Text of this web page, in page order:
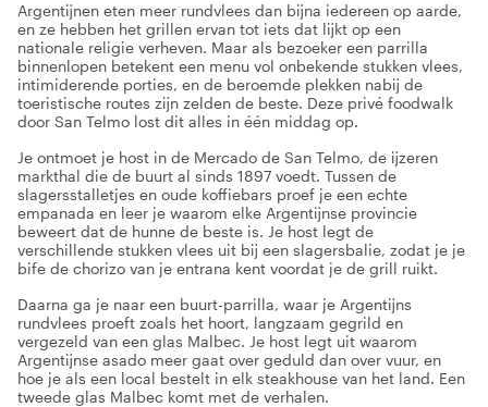
Argentijnen eten meer rundvlees dan bijna iedereen op aarde,
en ze hebben het grillen ervan tot iets dat lijkt op een
nationale religie verheven. Maar als bezoeker een parrilla
binnenlopen betekent een menu vol onbekende stukken vlees,
intimiderende porties, en de beroemde plekken nabij de
toeristische routes zijn zelden de beste. Deze privé foodwalk
door San Telmo lost dit alles in één middag op.
Je ontmoet je host in de Mercado de San Telmo, de ijzeren
markthal die de buurt al sinds 1897 voedt. Tussen de
slagersstalletjes en oude koffiebars proef je een echte
empanada en leer je waarom elke Argentijnse provincie
beweert dat de hunne de beste is. Je host legt de
verschillende stukken vlees uit bij een slagersbalie, zodat je je
bife de chorizo van je entrana kent voordat je de grill ruikt.
Daarna ga je naar een buurt-parrilla, waar je Argentijns
rundvlees proeft zoals het hoort, langzaam gegrild en
vergezeld van een glas Malbec. Je host legt uit waarom
Argentijnse asado meer gaat over geduld dan over vuur, en
hoe je als een local bestelt in elk steakhouse van het land. Een
tweede glas Malbec komt met de verhalen.